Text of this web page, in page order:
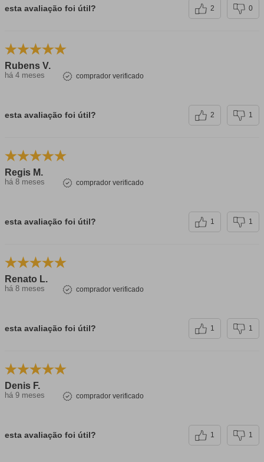
esta avaliação foi útil? 2 0
Rubens V.
há 4 meses comprador verificado
esta avaliação foi útil? 2 1
Regis M.
há 8 meses comprador verificado
esta avaliação foi útil? 1 1
Renato L.
há 8 meses comprador verificado
esta avaliação foi útil? 1 1
Denis F.
há 9 meses comprador verificado
esta avaliação foi útil? 1 1